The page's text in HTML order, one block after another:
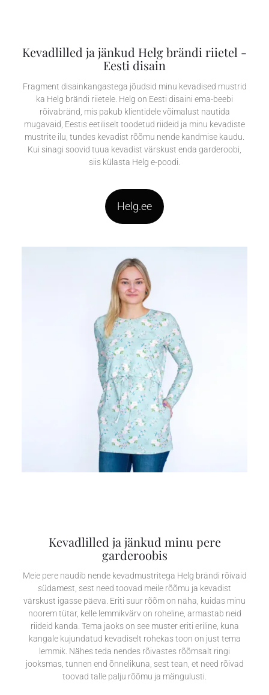
Kevadlilled ja jänkud​ Helg brändi riietel -
Eesti disain
Fragment disainkangastega jõudsid minu kevadised mustrid
ka Helg brändi riietele. Helg on Eesti disaini ema-beebi
rõivabränd, mis pakub klientidele võimalust nautida
mugavaid, Eestis eetiliselt toodetud riideid ja minu kevadiste
mustrite ilu, tundes kevadist rõõmu nende kandmise kaudu.
Kui sinagi soovid tuua kevadist värskust enda garderoobi,
siis külasta Helg e-poodi.
Helg.ee
Kevadlilled ja jänkud minu pere
garderoobis
Meie pere naudib nende kevadmustritega Helg brändi rõivaid
südamest, sest need toovad meile rõõmu ja kevadist
värskust igasse päeva. Eriti suur rõõm on näha, kuidas minu
noorem tütar, kelle lemmikvärv on roheline, armastab neid
riideid kanda. Tema jaoks on see muster eriti eriline, kuna
kangale kujundatud kevadiselt rohekas toon on just tema
lemmik. Nähes teda nendes rõivastes rõõmsalt ringi
jooksmas, tunnen end õnnelikuna, sest tean, et need rõivad
toovad talle palju rõõmu ja mängulusti.